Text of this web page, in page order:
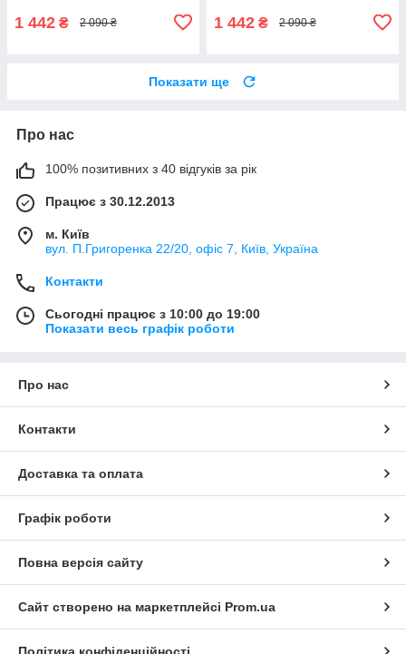
1 442 ₴ 2 090 ₴ 1 442 ₴ 2 090 ₴
Показати ще
Про нас
100% позитивних з 40 відгуків за рік
Працює з 30.12.2013
м. Київ
вул. П.Григоренка 22/20, офіс 7, Київ, Україна
Контакти
Сьогодні працює з 10:00 до 19:00
Показати весь графік роботи
Про нас
Контакти
Доставка та оплата
Графік роботи
Повна версія сайту
Сайт створено на маркетплейсі Prom.ua